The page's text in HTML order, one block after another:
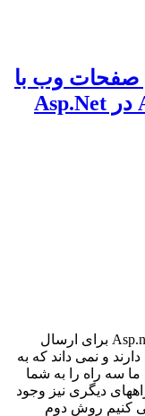
صفحات وب با
بسیاری از برنامه نویسان صفحات وب در Asp.net برای ارسال
و نمی داند که به
ما سه راه را به شما
دیگری نیز وجود
کنیم روش دوم